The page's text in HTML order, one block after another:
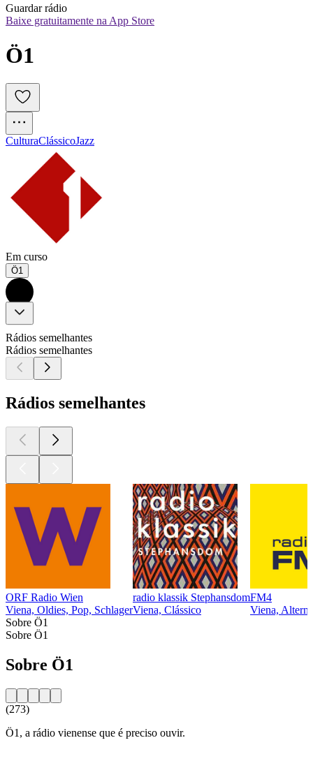
Guardar rádio
Baixe gratuitamente na App Store
Ö1
CulturaClássicoJazz
Em curso
Ö1
Rádios semelhantes
Rádios semelhantes
Rádios semelhantes
ORF Radio Wien
Viena, Oldies, Pop, Schlager
radio klassik Stephansdom
Viena, Clássico
FM4
Viena,
Sobre Ö1
Sobre Ö1
Sobre Ö1
(273)
Ö1, a rádio vienense que é preciso ouvir.